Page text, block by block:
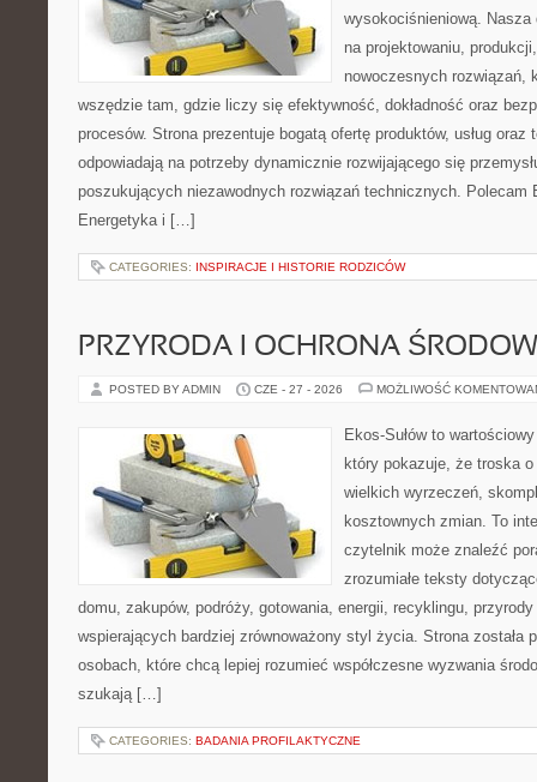
wysokociśnieniową. Nasza
na projektowaniu,
nowoczesnych rozwiązań,
wszędzie tam, gdzie liczy się efektywność, dokładność oraz
procesów. Strona prezentuje bogatą ofertę produktów, usług oraz
odpowiadają na potrzeby dynamicznie rozwijającego się
poszukujących niezawodnych rozwiązań technicznych. Polecam
Energetyka i […]
CATEGORIES: INSPIRACJE I HISTORIE RODZICÓW
PRZYRODA I OCHRONA
POSTED BY ADMIN CZE - 27 - 2026 MOŻLIWOŚĆ
Ekos-Sułów to
który pokazuje, że troska
wielkich wyrzeczeń,
kosztownych zmian. To
czytelnik może znaleźć
zrozumiałe teksty
domu, zakupów, podróży, gotowania, energii, recyklingu,
wspierających bardziej zrównoważony styl życia. Strona została
osobach, które chcą lepiej rozumieć współczesne wyzwania
szukają […]
CATEGORIES: BADANIA PROFILAKTYCZNE